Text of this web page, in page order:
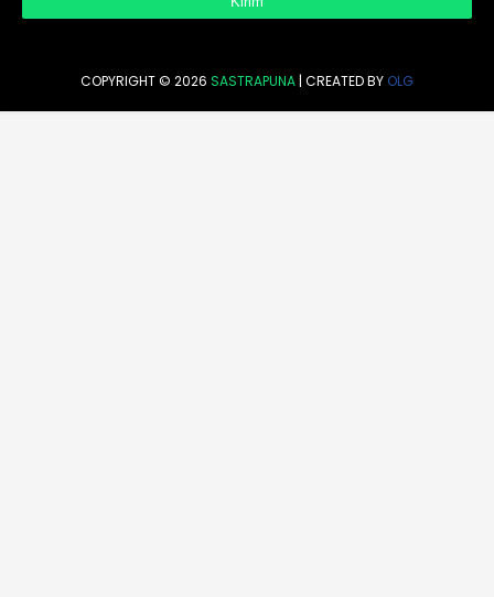
COPYRIGHT © 2026 SASTRAPUNA | CREATED BY OLG